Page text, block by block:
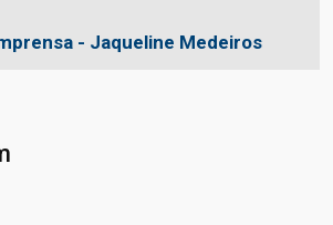
- Jaqueline Medeiros